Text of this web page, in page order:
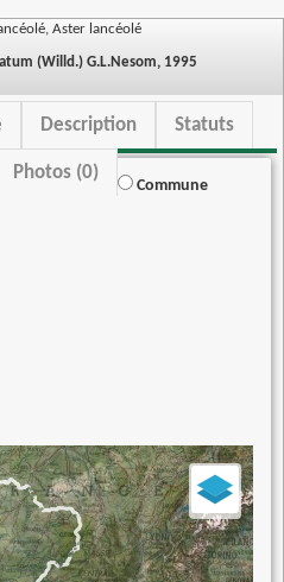
Aster lancéolé
(Willd.) G.L.Nesom, 1995
Description Statuts
Photos (0)
Commune